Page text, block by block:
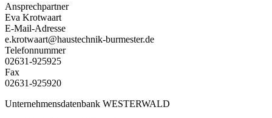
Ansprechpartner
Eva Krotwaart
E-Mail-Adresse
e.krotwaart@haustechnik-burmester.de
Telefonnummer
02631-925925
Fax
02631-925920
Unternehmensdatenbank WESTERWALD